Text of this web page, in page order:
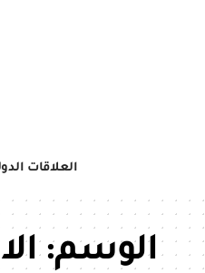
العلاقات
الوسم: